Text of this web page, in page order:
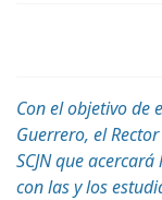
Con el objetivo de
Guerrero, el
SCJN que
con las y los